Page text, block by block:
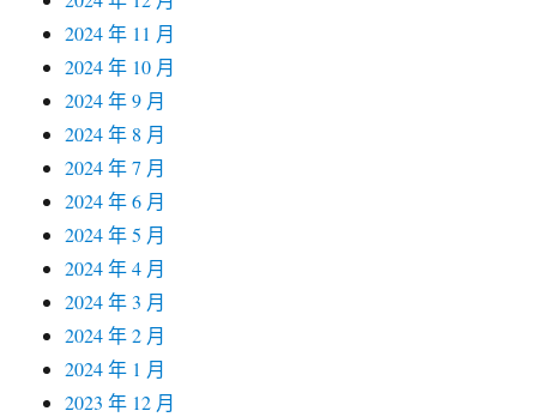
2024 年 11 月
2024 年 10 月
2024 年 9 月
2024 年 8 月
2024 年 7 月
2024 年 6 月
2024 年 5 月
2024 年 4 月
2024 年 3 月
2024 年 2 月
2024 年 1 月
2023 年 12 月